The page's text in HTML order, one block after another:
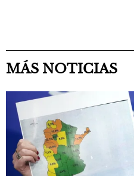
MÁS NOTICIAS